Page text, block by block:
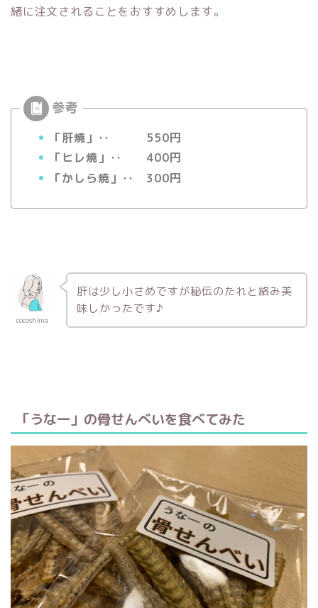
緒に注文されることをおすすめします。
「肝焼」‥ 550円
「ヒレ焼」‥ 400円
「かしら焼」‥ 300円
cocoshima
肝は少し小さめですが秘伝のたれと絡み美
味しかったです♪
「うな一」の骨せんべいを食べてみた